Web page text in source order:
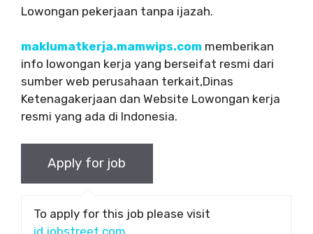
Lowongan pekerjaan tanpa ijazah.
maklumatkerja.mamwips.com memberikan
info lowongan kerja yang berseifat resmi dari
sumber web perusahaan terkait,Dinas
Ketenagakerjaan dan Website Lowongan kerja
resmi yang ada di Indonesia.
To apply for this job please visit
id.jobstreet.com.